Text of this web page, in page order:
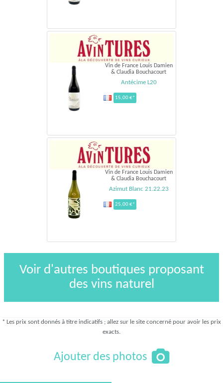
Vin de France Louis Damien
& Claudia Bouchacourt
Antécime L20
15,00 €*
Vin de France Louis Damien
& Claudia Bouchacourt
Azimut Blanc 21.22.23
25,00 €*
Voir d'autres boutiques proposant
des vins naturel
* Les prix sont donnés à titre indicatifs ; allez sur le site concerné pour avoir les prix
exacts.
Ajouter des photos